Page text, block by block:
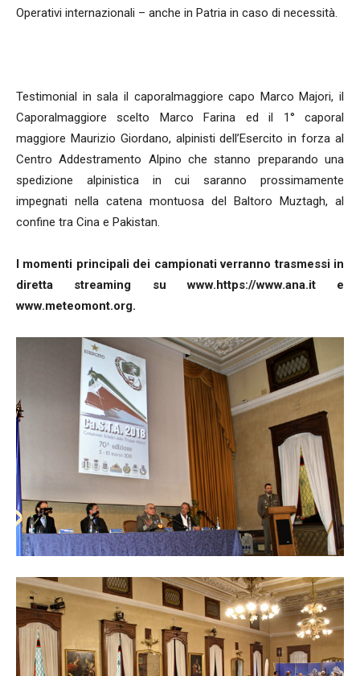
Operativi internazionali – anche in Patria in caso di necessità.
Testimonial in sala il caporalmaggiore capo Marco Majori, il
Caporalmaggiore scelto Marco Farina ed il 1° caporal
maggiore Maurizio Giordano, alpinisti dell’Esercito in forza al
Centro Addestramento Alpino che stanno preparando una
spedizione alpinistica in cui saranno prossimamente
impegnati nella catena montuosa del Baltoro Muztagh, al
confine tra Cina e Pakistan.
I momenti principali dei campionati verranno trasmessi in
diretta streaming su www.https://www.ana.it e
www.meteomont.org.